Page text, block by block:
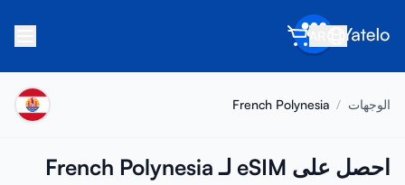
عن Yatelo
الوجهات /
French Polynesia
احصل على eSIM لـ French Polynesia